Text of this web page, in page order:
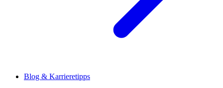
Blog & Karrieretipps